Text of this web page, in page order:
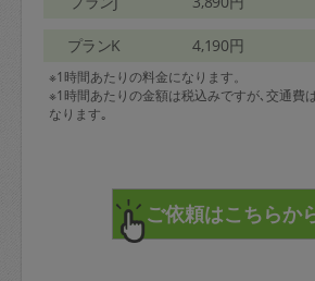
プランK 4,190円
※1時間あたりの料金になります。
※1時間あたりの金額は税込みですが､交通費
なります｡